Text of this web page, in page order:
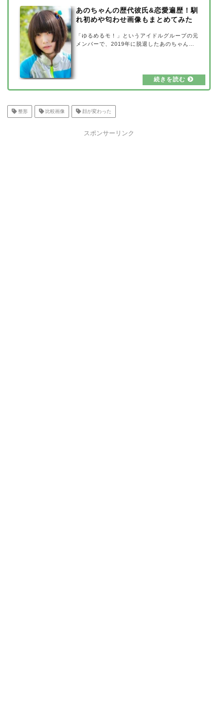
あのちゃんの歴代彼氏&恋愛遍歴！馴
れ初めや匂わせ画像もまとめてみた
「ゆるめるモ！」というアイドルグループの元
メンバーで、2019年に脱退したあのちゃん。
愛遍歴を紹介していきたいと思います。さら
に、彼氏との馴れ初めや匂わせ画像もまとめて
ラのあのちゃんなので、これまでにどんな男性
とお付き合いしてきたのかが気になりますね。
整形 比較画像 顔が変わった
スポンサーリンク